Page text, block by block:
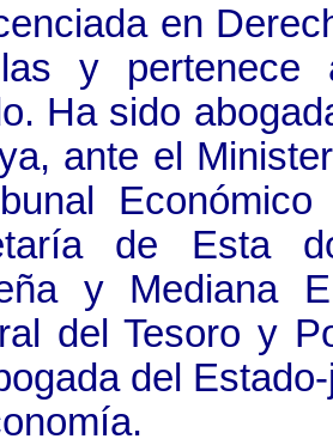
en
y
Ha sido
ante el
de Esta
y Mediana
del Tesoro y
del